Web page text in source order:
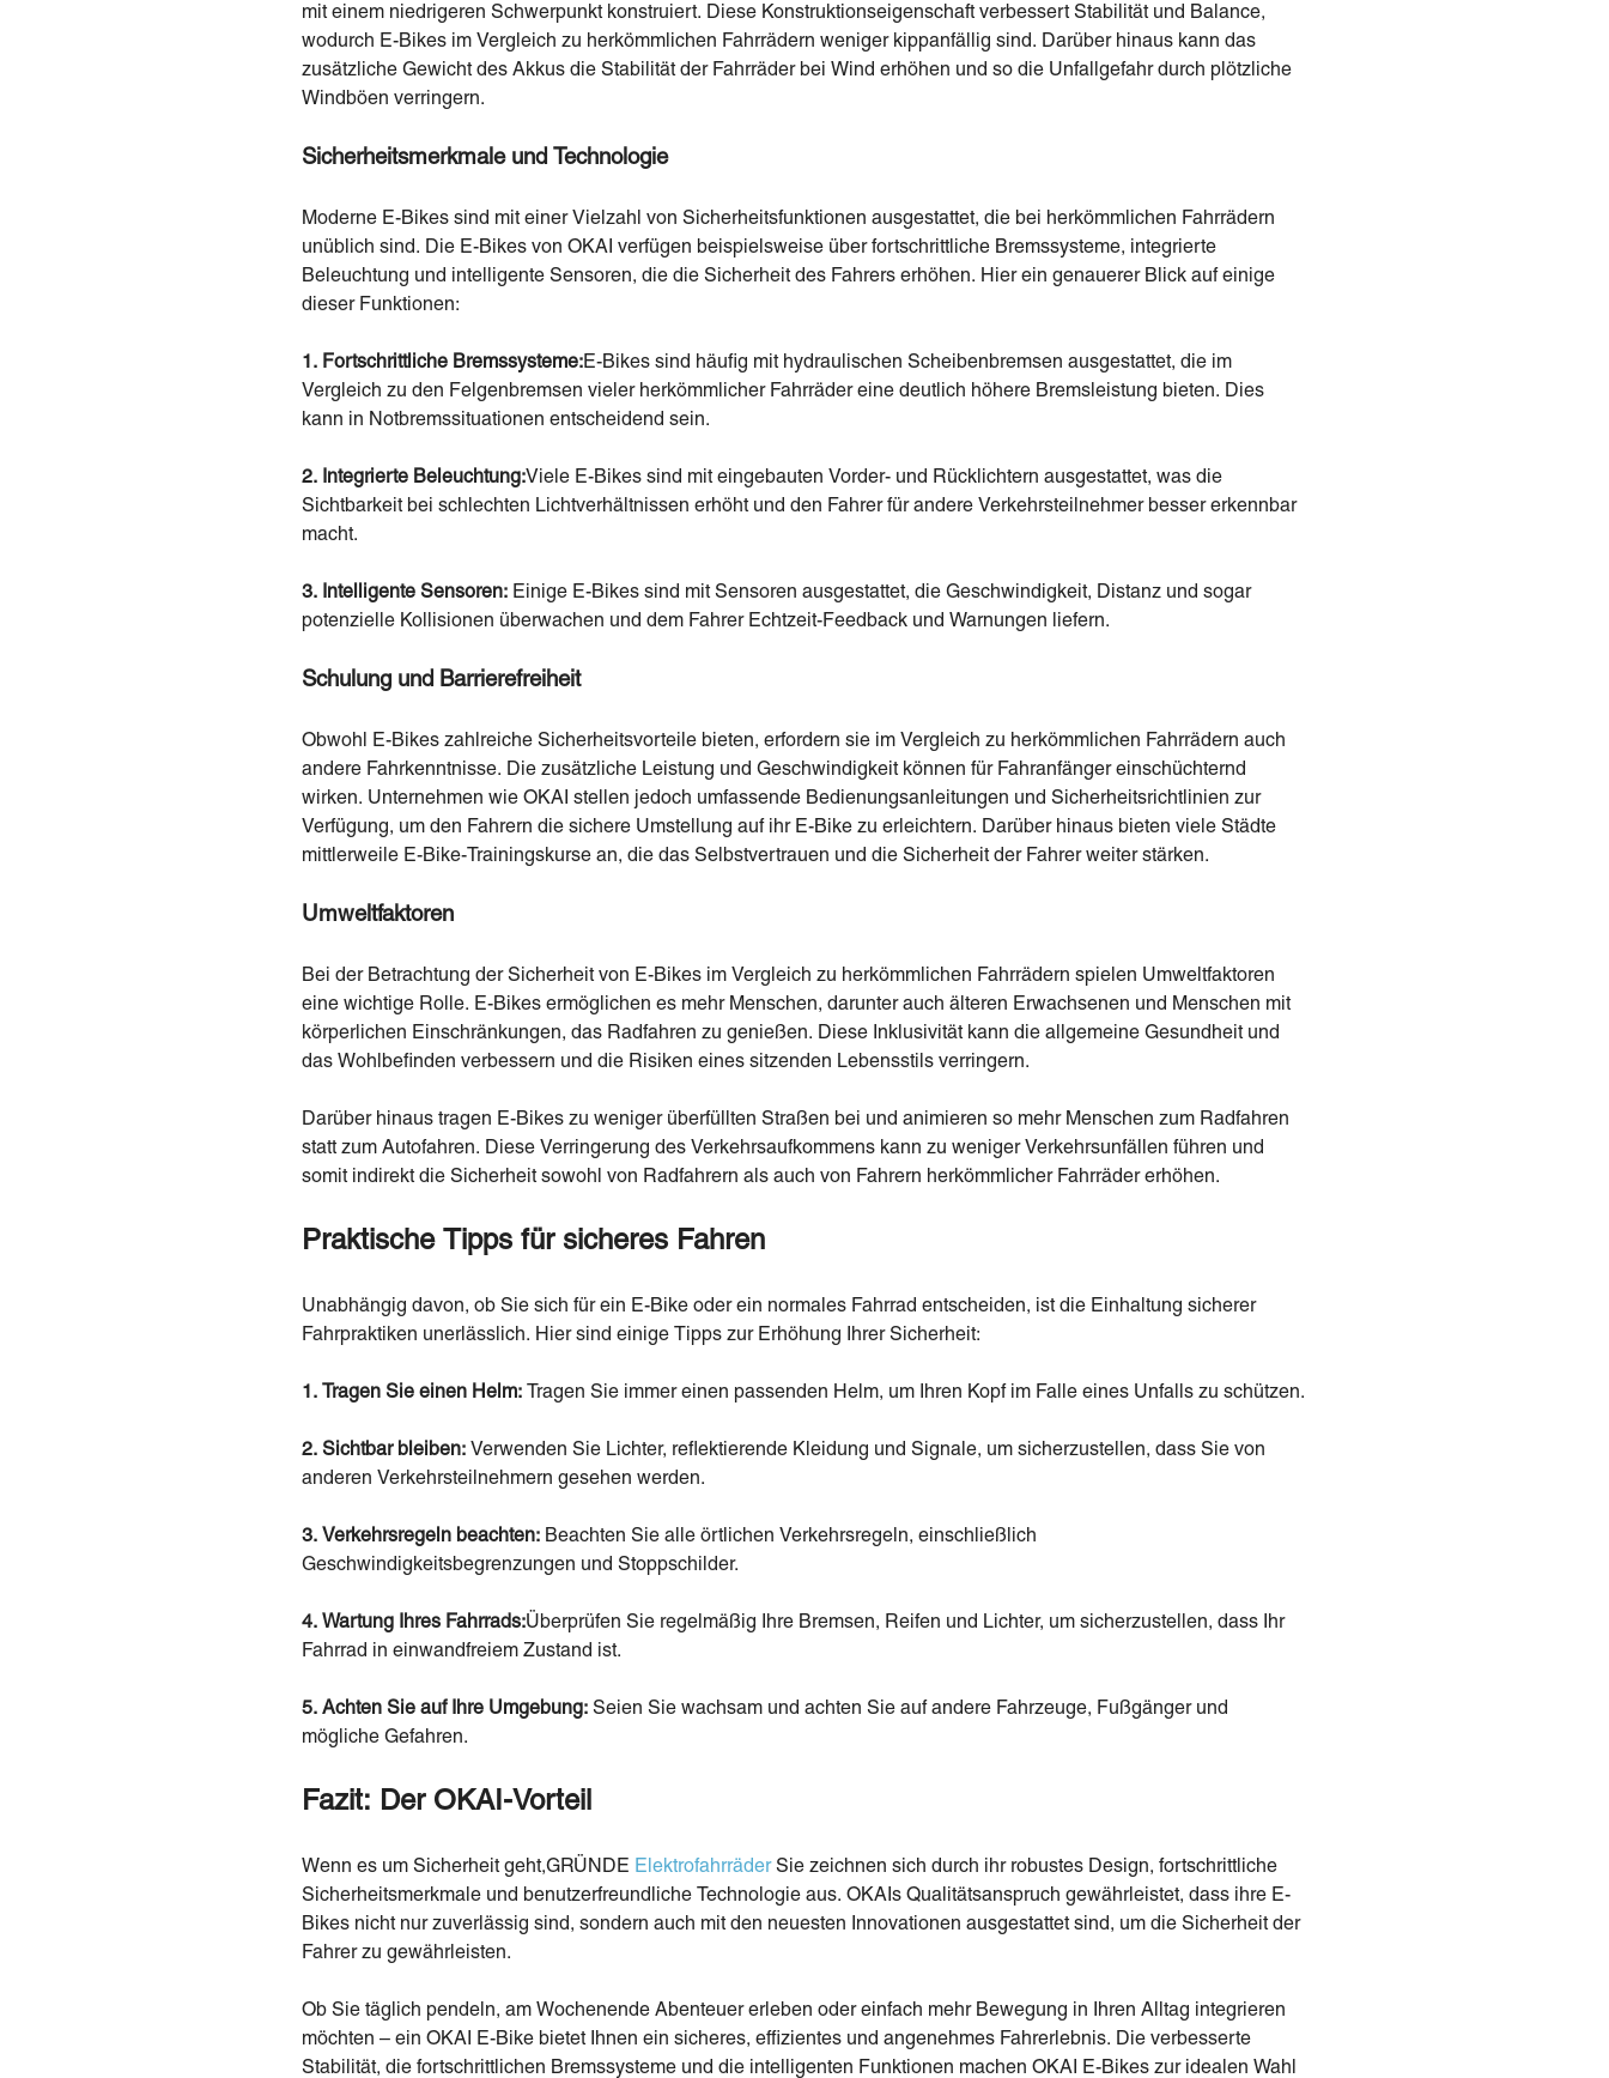
mit einem niedrigeren Schwerpunkt konstruiert. Diese Konstruktionseigenschaft verbessert Stabilität und Balance,
wodurch E-Bikes im Vergleich zu herkömmlichen Fahrrädern weniger kippanfällig sind. Darüber hinaus kann das
zusätzliche Gewicht des Akkus die Stabilität der Fahrräder bei Wind erhöhen und so die Unfallgefahr durch plötzliche
Windböen verringern.
Sicherheitsmerkmale und Technologie
Moderne E-Bikes sind mit einer Vielzahl von Sicherheitsfunktionen ausgestattet, die bei herkömmlichen Fahrrädern
unüblich sind. Die E-Bikes von OKAI verfügen beispielsweise über fortschrittliche Bremssysteme, integrierte
Beleuchtung und intelligente Sensoren, die die Sicherheit des Fahrers erhöhen. Hier ein genauerer Blick auf einige
dieser Funktionen:
1. Fortschrittliche Bremssysteme: E-Bikes sind häufig mit hydraulischen Scheibenbremsen ausgestattet, die im
Vergleich zu den Felgenbremsen vieler herkömmlicher Fahrräder eine deutlich höhere Bremsleistung bieten. Dies
kann in Notbremssituationen entscheidend sein.
2. Integrierte Beleuchtung:Viele E-Bikes sind mit eingebauten Vorder- und Rücklichtern ausgestattet, was die
Sichtbarkeit bei schlechten Lichtverhältnissen erhöht und den Fahrer für andere Verkehrsteilnehmer besser erkennbar
macht.
3. Intelligente Sensoren: Einige E-Bikes sind mit Sensoren ausgestattet, die Geschwindigkeit, Distanz und sogar
potenzielle Kollisionen überwachen und dem Fahrer Echtzeit-Feedback und Warnungen liefern.
Schulung und Barrierefreiheit
Obwohl E-Bikes zahlreiche Sicherheitsvorteile bieten, erfordern sie im Vergleich zu herkömmlichen Fahrrädern auch
andere Fahrkenntnisse. Die zusätzliche Leistung und Geschwindigkeit können für Fahranfänger einschüchternd
wirken. Unternehmen wie OKAI stellen jedoch umfassende Bedienungsanleitungen und Sicherheitsrichtlinien zur
Verfügung, um den Fahrern die sichere Umstellung auf ihr E-Bike zu erleichtern. Darüber hinaus bieten viele Städte
mittlerweile E-Bike-Trainingskurse an, die das Selbstvertrauen und die Sicherheit der Fahrer weiter stärken.
Umweltfaktoren
Bei der Betrachtung der Sicherheit von E-Bikes im Vergleich zu herkömmlichen Fahrrädern spielen Umweltfaktoren
eine wichtige Rolle. E-Bikes ermöglichen es mehr Menschen, darunter auch älteren Erwachsenen und Menschen mit
körperlichen Einschränkungen, das Radfahren zu genießen. Diese Inklusivität kann die allgemeine Gesundheit und
das Wohlbefinden verbessern und die Risiken eines sitzenden Lebensstils verringern.
Darüber hinaus tragen E-Bikes zu weniger überfüllten Straßen bei und animieren so mehr Menschen zum Radfahren
statt zum Autofahren. Diese Verringerung des Verkehrsaufkommens kann zu weniger Verkehrsunfällen führen und
somit indirekt die Sicherheit sowohl von Radfahrern als auch von Fahrern herkömmlicher Fahrräder erhöhen.
Praktische Tipps für sicheres Fahren
Unabhängig davon, ob Sie sich für ein E-Bike oder ein normales Fahrrad entscheiden, ist die Einhaltung sicherer
Fahrpraktiken unerlässlich. Hier sind einige Tipps zur Erhöhung Ihrer Sicherheit:
1. Tragen Sie einen Helm: Tragen Sie immer einen passenden Helm, um Ihren Kopf im Falle eines Unfalls zu schützen.
2. Sichtbar bleiben: Verwenden Sie Lichter, reflektierende Kleidung und Signale, um sicherzustellen, dass Sie von
anderen Verkehrsteilnehmern gesehen werden.
3. Verkehrsregeln beachten: Beachten Sie alle örtlichen Verkehrsregeln, einschließlich
Geschwindigkeitsbegrenzungen und Stoppschilder.
4. Wartung Ihres Fahrrads:Überprüfen Sie regelmäßig Ihre Bremsen, Reifen und Lichter, um sicherzustellen, dass Ihr
Fahrrad in einwandfreiem Zustand ist.
5. Achten Sie auf Ihre Umgebung: Seien Sie wachsam und achten Sie auf andere Fahrzeuge, Fußgänger und
mögliche Gefahren.
Fazit: Der OKAI-Vorteil
Wenn es um Sicherheit geht,GRÜNDE Elektrofahrräder Sie zeichnen sich durch ihr robustes Design, fortschrittliche
Sicherheitsmerkmale und benutzerfreundliche Technologie aus. OKAIs Qualitätsanspruch gewährleistet, dass ihre E-
Bikes nicht nur zuverlässig sind, sondern auch mit den neuesten Innovationen ausgestattet sind, um die Sicherheit der
Fahrer zu gewährleisten.
Ob Sie täglich pendeln, am Wochenende Abenteuer erleben oder einfach mehr Bewegung in Ihren Alltag integrieren
möchten – ein OKAI E-Bike bietet Ihnen ein sicheres, effizientes und angenehmes Fahrerlebnis. Die verbesserte
Stabilität, die fortschrittlichen Bremssysteme und die intelligenten Funktionen machen OKAI E-Bikes zur idealen Wahl